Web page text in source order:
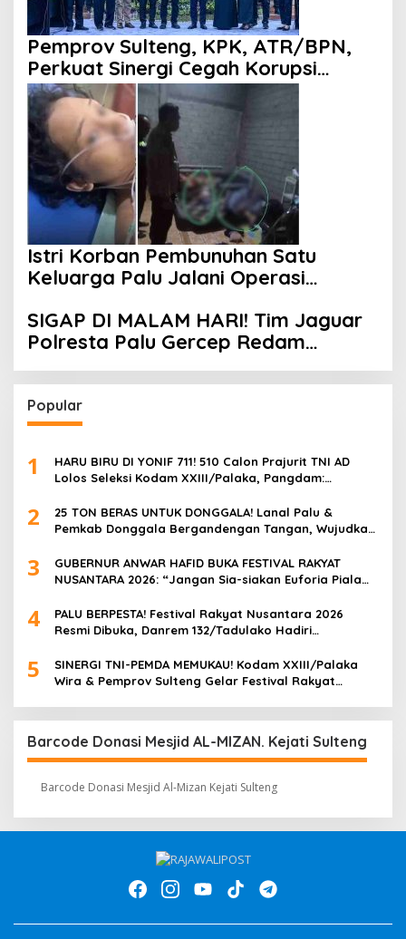
Pemprov Sulteng, KPK, ATR/BPN,
Perkuat Sinergi Cegah Korupsi
Sektor Pertanahan
Istri Korban Pembunuhan Satu
Keluarga Palu Jalani Operasi
Biaya & Desak Polisi Tangkap
Pelaku
SIGAP DI MALAM HARI! Tim Jaguar
Polresta Palu Gercep Redam
Lalove, Situasi Kembali Kondusif
dalam Hitungan Menit
Popular
1
HARU BIRU DI YONIF 711! 510 Calon Prajurit TNI AD
Lolos Seleksi Kodam XXIII/Palaka, Pangdam:
2
25 TON BERAS UNTUK DONGGALA! Lanal Palu &
Pemkab Donggala Bergandengan Tangan, Wujudkan
3
GUBERNUR ANWAR HAFID BUKA FESTIVAL RAKYAT
NUSANTARA 2026: “Jangan Sia-siakan Euforia Piala
4
PALU BERPESTA! Festival Rakyat Nusantara 2026
Resmi Dibuka, Danrem 132/Tadulako Hadiri
Imanuel
5
SINERGI TNI-PEMDA MEMUKAU! Kodam XXIII/Palaka
Wira & Pemprov Sulteng Gelar Festival Rakyat
Barcode Donasi Mesjid AL-MIZAN. Kejati Sulteng
Barcode Donasi Mesjid Al-Mizan Kejati Sulteng